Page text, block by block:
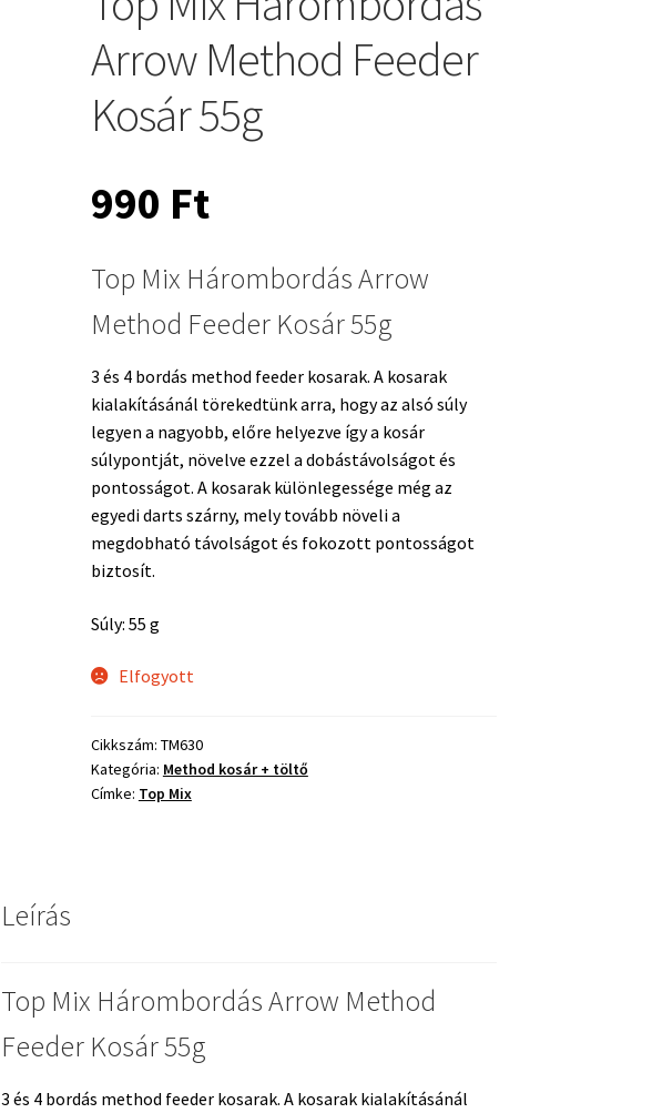
Arrow Method Feeder
Kosár 55g
990 Ft
Top Mix Hárombordás Arrow
Method Feeder Kosár 55g
3 és 4 bordás method feeder kosarak. A kosarak
kialakításánál törekedtünk arra, hogy az alsó súly
legyen a nagyobb, előre helyezve így a kosár
súlypontját, növelve ezzel a dobástávolságot és
pontosságot. A kosarak különlegessége még az
egyedi darts szárny, mely tovább növeli a
megdobható távolságot és fokozott pontosságot
biztosít.
Súly: 55 g
Elfogyott
Cikkszám: TM630
Kategória: Method kosár + töltő
Címke: Top Mix
Leírás
Top Mix Hárombordás Arrow Method
Feeder Kosár 55g
3 és 4 bordás method feeder kosarak. A kosarak kialakításánál